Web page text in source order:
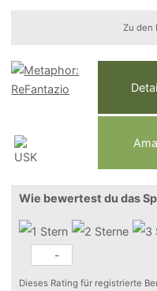
Zu den
Ama
Wie bewertest du das
-
Dieses Rating für registrierte